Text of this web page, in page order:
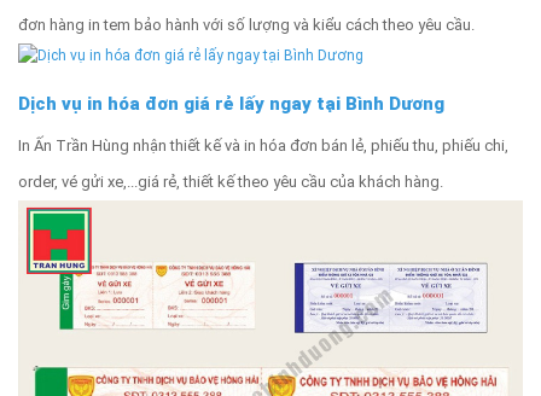
đơn hàng in tem bảo hành với số lượng và kiểu cách theo yêu cầu.
Dịch vụ in hóa đơn giá rẻ lấy ngay tại Bình Dương
In Ấn Trần Hùng nhận thiết kế và in hóa đơn bán lẻ, phiếu thu, phiếu chi,
order, vé gửi xe,...giá rẻ, thiết kế theo yêu cầu của khách hàng.